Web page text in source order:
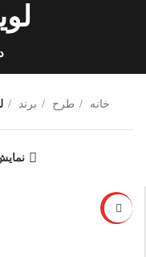
خانه طرح برند
-12%